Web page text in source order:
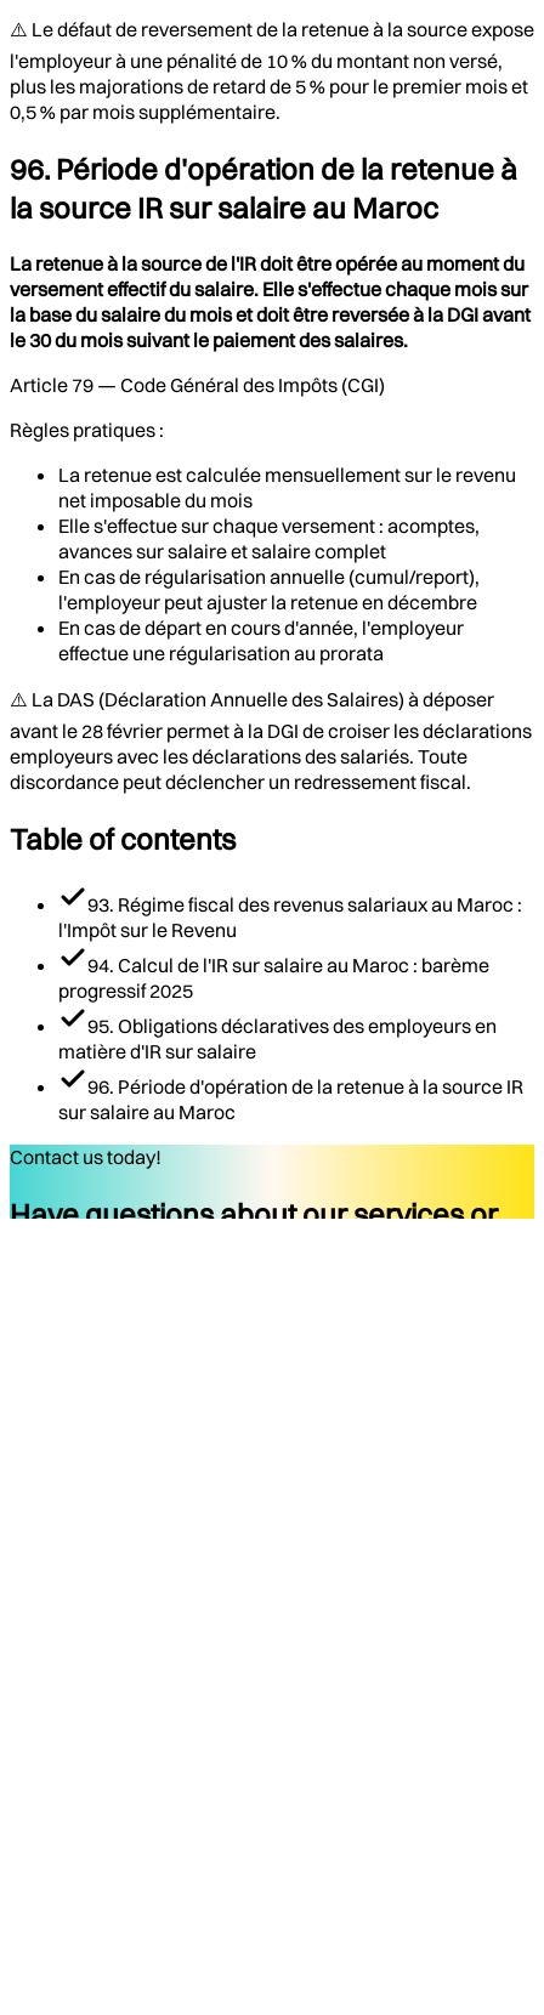
⚠️ Le défaut de reversement de la retenue à la source expose
l'employeur à une pénalité de 10 % du montant non versé,
plus les majorations de retard de 5 % pour le premier mois et
0,5 % par mois supplémentaire.
96. Période d'opération de la retenue à
la source IR sur salaire au Maroc
La retenue à la source de l'IR doit être opérée au moment du
versement effectif du salaire. Elle s'effectue chaque mois sur
la base du salaire du mois et doit être reversée à la DGI avant
le 30 du mois suivant le paiement des salaires.
Article 79 — Code Général des Impôts (CGI)
Règles pratiques :
La retenue est calculée mensuellement sur le revenu
net imposable du mois
Elle s'effectue sur chaque versement : acomptes,
avances sur salaire et salaire complet
En cas de régularisation annuelle (cumul/report),
l'employeur peut ajuster la retenue en décembre
En cas de départ en cours d'année, l'employeur
effectue une régularisation au prorata
⚠️ La DAS (Déclaration Annuelle des Salaires) à déposer
avant le 28 février permet à la DGI de croiser les déclarations
employeurs avec les déclarations des salariés. Toute
discordance peut déclencher un redressement fiscal.
Table of contents
93. Régime fiscal des revenus salariaux au Maroc :
l'Impôt sur le Revenu
94. Calcul de l'IR sur salaire au Maroc : barème
progressif 2025
95. Obligations déclaratives des employeurs en
matière d'IR sur salaire
96. Période d'opération de la retenue à la source IR
sur salaire au Maroc
Contact us today!
Have questions about our services or